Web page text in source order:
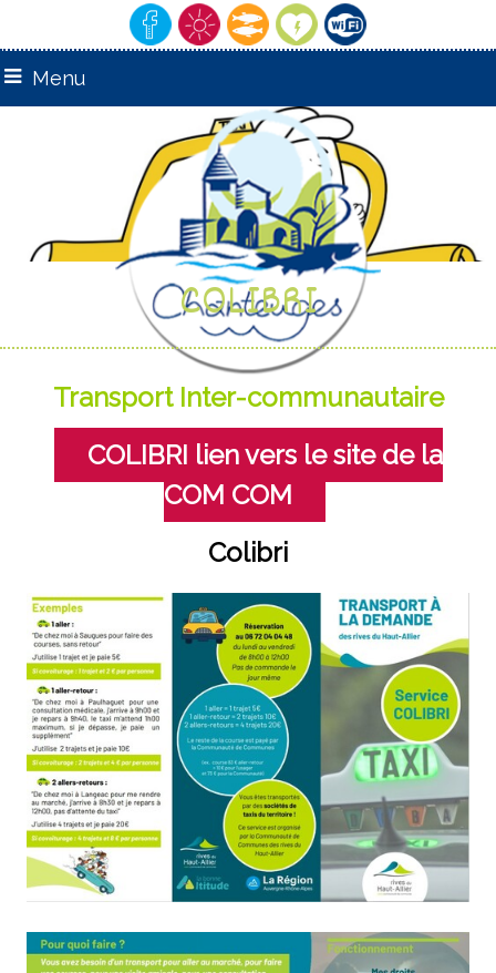
Menu
COLIBRI
Transport Inter-communautaire
COLIBRI lien vers le site de la
COM COM
Colibri